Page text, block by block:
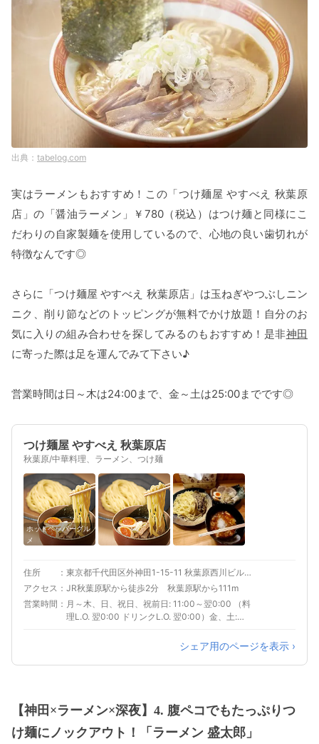
tabelog.com
実はラーメンもおすすめ！この「つけ麺屋 やすべえ 秋葉原
店」の「醤油ラーメン」￥780（税込）はつけ麺と同様にこ
だわりの自家製麺を使用しているので、心地の良い歯切れが
特徴なんです◎
さらに「つけ麺屋 やすべえ 秋葉原店」は玉ねぎやつぶしニン
ニク、削り節などのトッピングが無料でかけ放題！自分のお
気に入りの組み合わせを探してみるのもおすすめ！是非神田
に寄った際は足を運んでみて下さい♪
営業時間は日～木は24:00まで、金～土は25:00までです◎
つけ麺屋 やすべえ 秋葉原店
秋葉原/中華料理、ラーメン、つけ麺
ホットペッパーグル
メ
住所
東京都千代田区外神田1-15-11 秋葉原西川ビル Ｂ１Ｆ
アクセス
JR秋葉原駅から徒歩2分 秋葉原駅から111m
営業時間
月～木、日、祝日、祝前日: 11:00～翌0:00 （料
理L.O. 翌0:00 ドリンクL.O. 翌0:00）金、土:
シェア用のページを表示 ›
【神田×ラーメン×深夜】4. 腹ペコでもたっぷりつ
け麺にノックアウト！「ラーメン 盛太郎」